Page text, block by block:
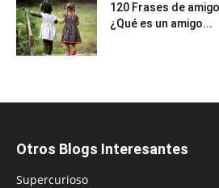
120 Frases de
¿Qué es un amigo...
Otros Blogs Interesantes
Supercurioso